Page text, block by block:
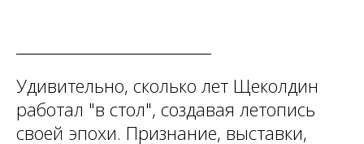
Удивительно, сколько лет Щеколдин
работал "в стол", создавая летопись
своей эпохи. Признание, выставки,